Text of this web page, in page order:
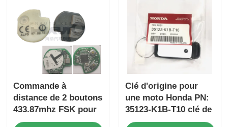
Commande à
distance de 2 boutons
433.87mhz FSK pour
Su-zuki Jim-ny 2005-
Clé d'origine pour
une moto Honda PN:
35123-K1B-T10 clé de
voiture à distance à